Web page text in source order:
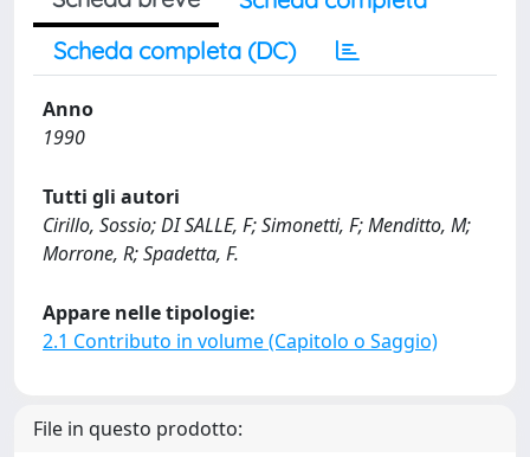
Scheda completa (DC)
Anno
1990
Tutti gli autori
Cirillo, Sossio; DI SALLE, F; Simonetti, F; Menditto, M;
Morrone, R; Spadetta, F.
Appare nelle tipologie:
2.1 Contributo in volume (Capitolo o Saggio)
File in questo prodotto: